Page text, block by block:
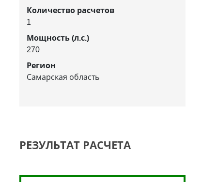
Количество расчетов
1
Мощность (л.с.)
270
Регион
Самарская область
РЕЗУЛЬТАТ РАСЧЕТА